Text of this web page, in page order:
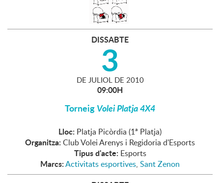
DISSABTE
3
DE JULIOL DE 2010
09:00H
TorneigVolei Platja 4X4
Lloc: Platja Picòrdia (1ª Platja)
Organitza: Club Volei Arenys i Regidoria d'Esports
Tipus d'acte: Esports
Marcs:Activitats esportives, Sant Zenon